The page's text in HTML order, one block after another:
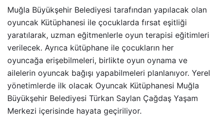
Muğla Büyükşehir Belediyesi tarafından yapılacak olan
oyuncak Kütüphanesi ile çocuklarda fırsat eşitliği
yaratılarak, uzman eğitmenlerle oyun terapisi eğitimleri
verilecek. Ayrıca kütüphane ile çocukların her
oyuncağa erişebilmeleri, birlikte oyun oynama ve
ailelerin oyuncak bağışı yapabilmeleri planlanıyor. Yerel
yönetimlerde ilk olacak Oyuncak Kütüphanesi Muğla
Büyükşehir Belediyesi Türkan Saylan Çağdaş Yaşam
Merkezi içerisinde hayata geçiriliyor.